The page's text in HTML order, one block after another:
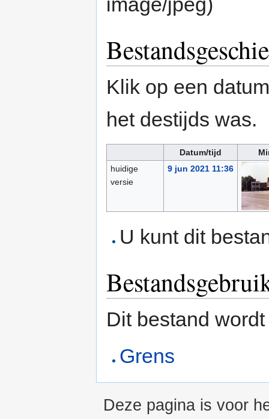
Klik op een
het destijds was.
Datum/tijd
huidige
versie
9 jun 2021 11:36
U kunt dit
Dit bestand
Grens
Deze pagina is voor